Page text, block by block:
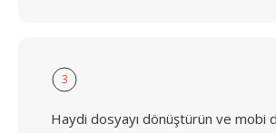
3
Haydi dosyayı dönüştürün ve mobi